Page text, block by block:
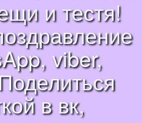
и тестя!
viber,
в вк,